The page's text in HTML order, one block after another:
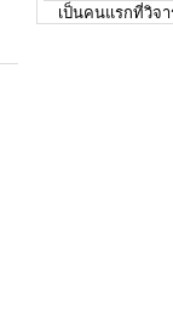
เป็นคนแรกที่วิจ